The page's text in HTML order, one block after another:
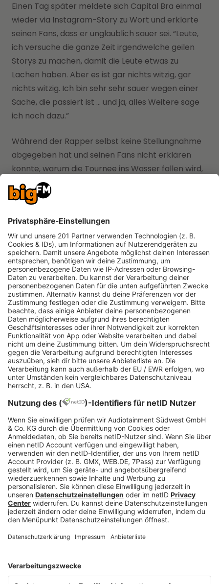
Einen Tag später meldete sich Capital Bra einmal
wieder via Instagram-Story zu Wort und erklärte
seinen Fans, dass er unglaublich sauer sei. “Leute,
ich versuche die ganze Zeit irgendwelche geilen
Storys zu machen, damit die Leute etwas zu
Lachen haben. Aber es ist gar nichts witzig, gar
nichts witzig. Ich bin sehr sehr sauer wegen einer
Sache, die passiert ist … und ja, alles Weitere sage
ich noch dazu.”
Während der Rapper selbst keine Stellungnahme
abgegeben hat und seinen Fans nicht erklären
konnte, warum die Tournee ins Wasser fallen wird,
haben seine Fans unter dem Capi-Post des
Veranstalters ihrem Frust freien Lauf gelassen:
Instagram / StandInFront
Das sagt der Veranstalter
Zum redaktionellen Zeitpunkt wurde der Grund der
Absage noch nicht bestätigt. Auf Anfragen von
bigFM erklärte der Veranstalter “Stand In Front”
lediglich folgendes:
“Wir bedauern Ihnen mitteilen zu müssen, dass die
Capital Bra, Berlin Lebt 2 Arena Tour aufgrund
unvorhergesehener Umstände abgesagt werden
musste. Wir entschuldigen uns für die
Unannehmlichkeiten, die Ihnen dadurch
erworben haben, können Sie dieses bei dem
Ticketdienstleister zurückgeben, bei dem Sie ihr